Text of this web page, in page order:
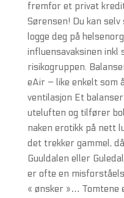
fremfor et privat
Sørensen! Du kan selv
logge deg på
influensavaksinen
risikogruppen.
eAir – like enkelt som
ventilasjon Et
uteluften og tilfører
naken erotikk på nett
det trekker gammel,
Guuldalen eller
er ofte en
« ønsker »… Tomtene